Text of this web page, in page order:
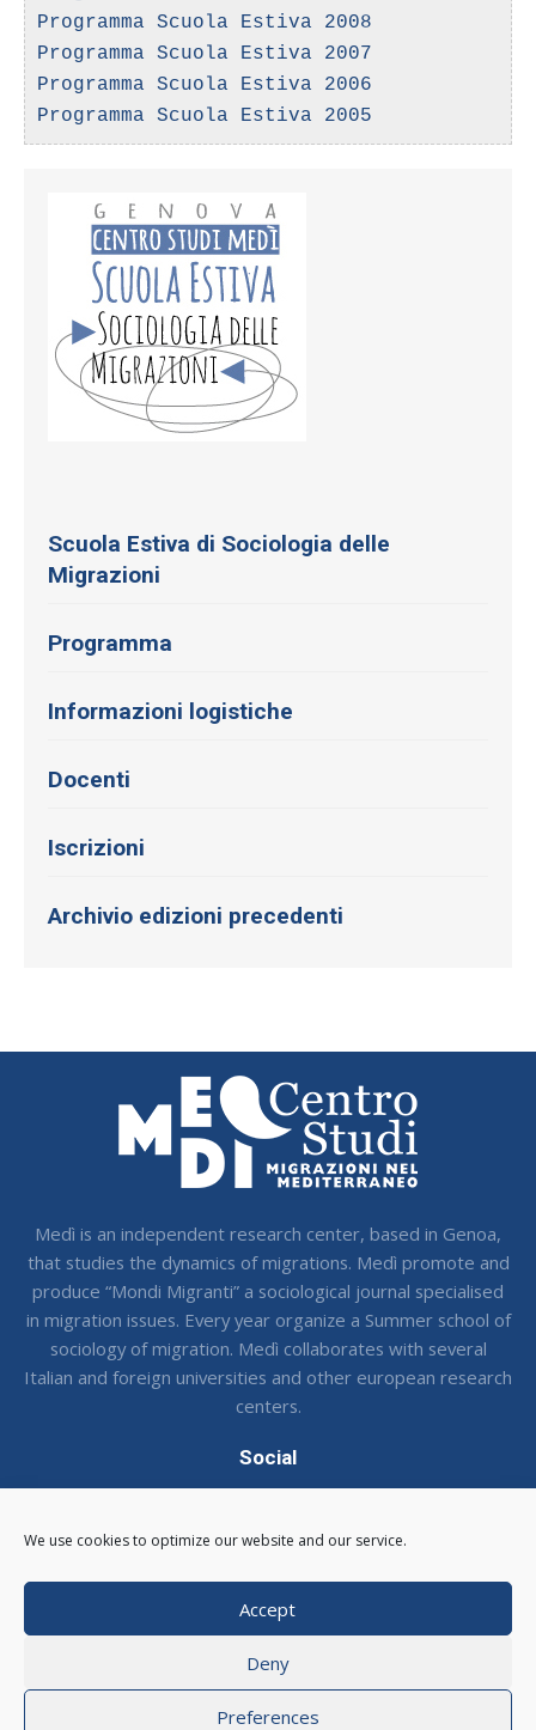
We use cookies to optimize our website and our service.
Accept
Deny
Preferences
Programma Scuola Estiva 2008
Programma Scuola Estiva 2007
Programma Scuola Estiva 2006
Programma Scuola Estiva 2005
Scuola Estiva di Sociologia delle
Migrazioni
Programma
Informazioni logistiche
Docenti
Iscrizioni
Archivio edizioni precedenti
Medì is an independent research center, based in Genoa,
that studies the dynamics of migrations. Medì promote and
produce “Mondi Migranti” a sociological journal specialised
in migration issues. Every year organize a Summer school of
sociology of migration. Medì collaborates with several
Italian and foreign universities and other european research
centers.
Social
© 2026 CSMedi - Centro Studi Medi
Genova | C.F. 95116540105
Email: medi@csmedi.com |Area Riservata